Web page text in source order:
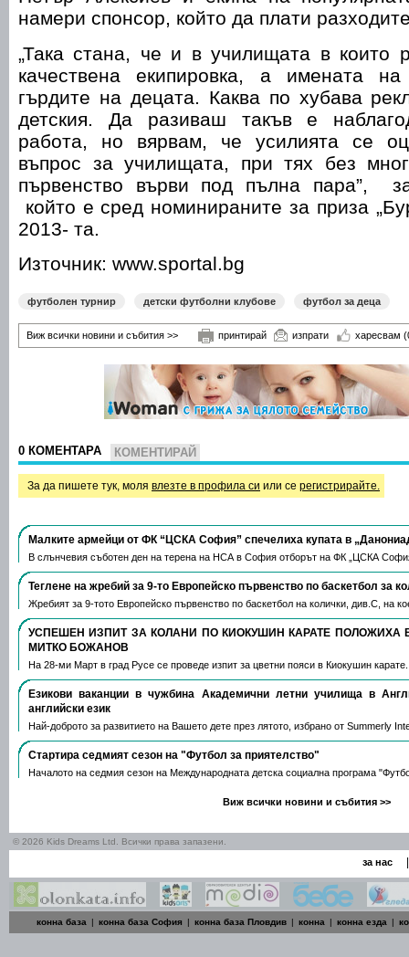
намери спонсор, който да плати
„Така стана, че и в училищата в които
качествена екипировка, а имената
гърдите на децата. Каква по хубава
детския. Да разиваш такъв е
работа, но вярвам, че усилията се
въпрос за училищата, при тях без
първенство върви под пълна пара”,
който е сред номинираните за приза
2013- та.
Източник: www.sportal.bg
футболен турнир детски футболни клубове футбол за деца
Виж всички новини и събития >> принтирай изпрати харесвам
0 КОМЕНТАРА КОМЕНТИРАЙ
За да пишете тук, моля влезте в профила си или се регистрирайте.
Малките армейци от ФК “ЦСКА София” спечелиха купата в
В слънчевия съботен ден на терена на НСА в София отборът на ФК „ЦСКА
Теглене на жребий за 9-то Европейско първенство по баскетбол за
Жребият за 9-тото Европейско първенство по баскетбол на колички, див.С, на
УСПЕШЕН ИЗПИТ ЗА КОЛАНИ ПО КИОКУШИН КАРАТЕ ПОЛОЖИХА
МИТКО БОЖАНОВ
На 28-ми Март в град Русе се проведе изпит за цветни пояси в Киокушин
Езикови ваканции​ в чужбина Академични летни училища в
английски език
Най-доброто за развитието на Вашето дете през лятото, избрано от Summerly
Стартира седмият сезон на "Футбол за приятелство"
Началото на седмия сезон на Международната детска социална програма
Виж всички новини и събития >>
© 2026 Kids Dreams Ltd. Всички права запазени.
за нас |
конна база | конна база София | конна база Пловдив | конна | конна езда |